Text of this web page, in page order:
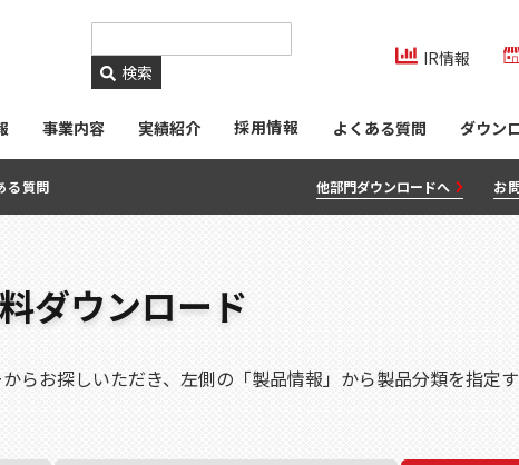
https://www.ckmetals.co.jp/内を検索
検索
IR情報
事業内容 実績紹介 採用情報 よくある質問 ダウン
る質問 他部門ダウンロードへ お
ダウンロード
らお探しいただき、左側の「製品情報」から製品分類を指定